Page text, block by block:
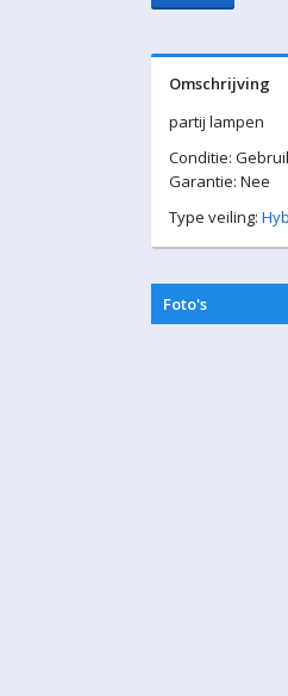
Omschrijving
partij lampen
Conditie:
Garantie: Nee
Type veiling:
Foto's